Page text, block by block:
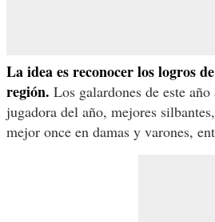
La idea es reconocer los logros
región. Los galardones de este
jugadora del año, mejores
mejor once en damas y varones,